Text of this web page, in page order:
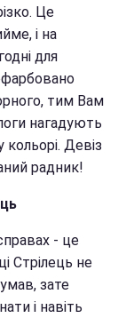
Це
і на
для
тим Вам
нагадують
Девіз
радник!
- це
Стрілець не
зате
і навіть